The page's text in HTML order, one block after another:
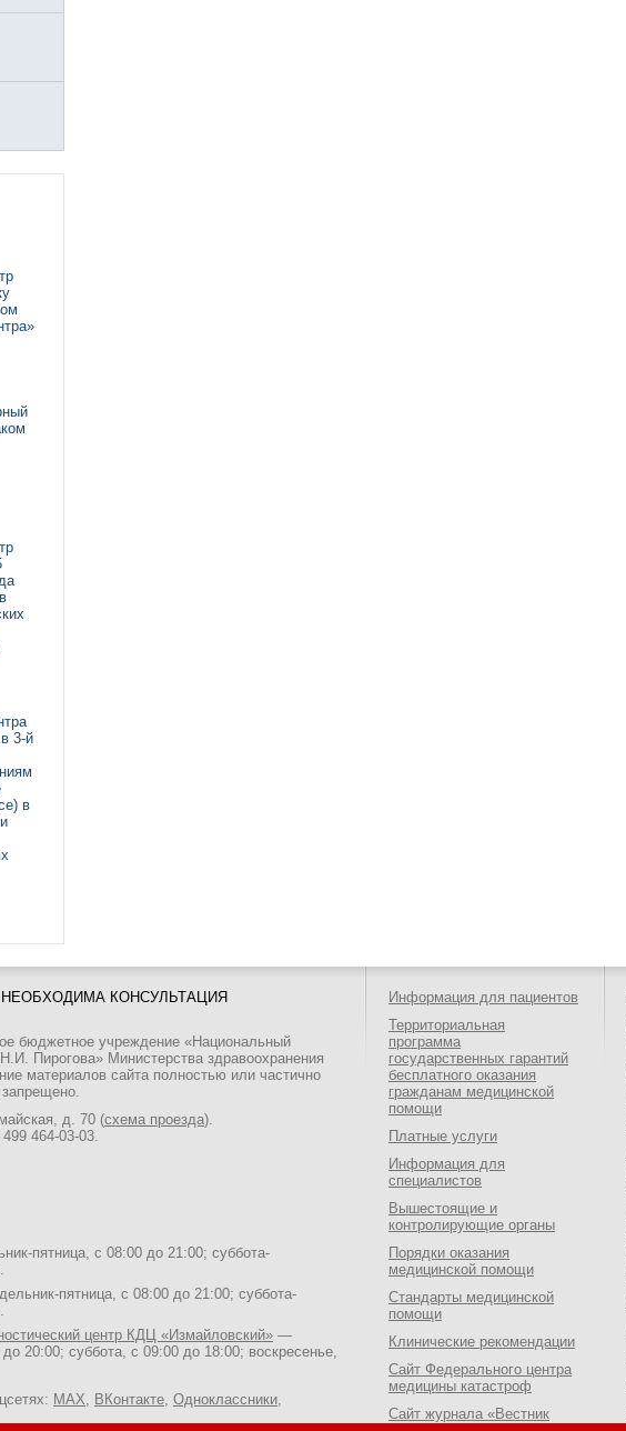
3-й
в
КОНСУЛЬТАЦИЯ
бюджетное учреждение «Национальный
Пирогова» Министерства здравоохранения
материалов сайта полностью или частично
запрещено.
д. 70 (схема проезда).
464-03-03.
пятница, с 08:00 до 21:00; суббота-
пятница, с 08:00 до 21:00; суббота-
центр КДЦ «Измайловский» —
20:00; суббота, с 09:00 до 18:00; воскресенье,
MAX ВКонтакте Одноклассники
Информация для пациентов
Территориальная
программа
государственных гарантий
бесплатного оказания
гражданам медицинской
помощи
Платные услуги
Информация для
специалистов
Вышестоящие и
контролирующие органы
Порядки оказания
медицинской помощи
Стандарты медицинской
помощи
Клинические рекомендации
Сайт Федерального центра
медицины катастроф
Сайт журнала «Вестник